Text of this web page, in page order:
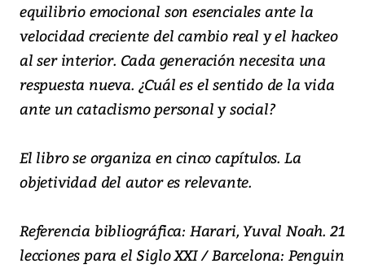
equilibrio emocional son esenciales ante la
velocidad creciente del cambio real y el hackeo
al ser interior. Cada generación necesita una
respuesta nueva. ¿Cuál es el sentido de la vida
ante un cataclismo personal y social?
El libro se organiza en cinco capítulos. La
objetividad del autor es relevante.
Referencia bibliográfica: Harari, Yuval Noah. 21
lecciones para el Siglo XXI / Barcelona: Penguin